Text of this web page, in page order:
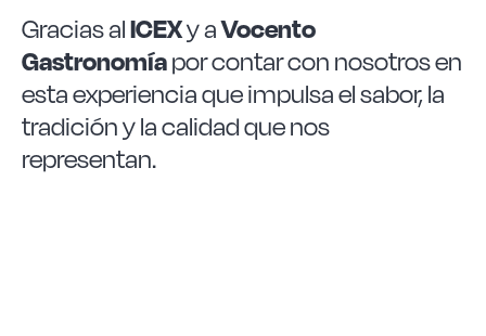
Gracias alICEXy aVocento
Gastronomíapor contar con nosotros en
esta experiencia que impulsa el sabor, la
tradición y la calidad que nos
representan.